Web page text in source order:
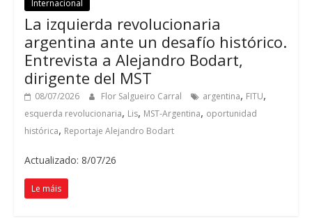
Internacional
La izquierda revolucionaria
argentina ante un desafío histórico.
Entrevista a Alejandro Bodart,
dirigente del MST
08/07/2026 Flor Salgueiro Carral argentina, FITU,
esquerda revolucionaria, Lis, MST-Argentina, oportunidad
histórica, Reportaje Alejandro Bodart
Actualizado: 8/07/26
Le máis